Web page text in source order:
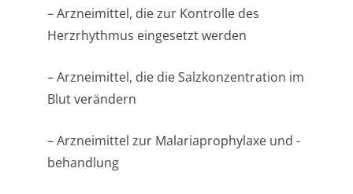
– Arzneimittel, die zur Kontrolle des
Herzrhythmus eingesetzt werden
– Arzneimittel, die die Salzkonzentration im
Blut verändern
– Arzneimittel zur Malariaprophylaxe und -
behandlung